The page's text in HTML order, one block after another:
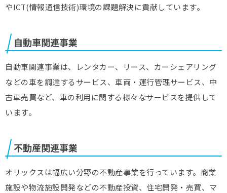
やICT(情報通信技術)環境の課題解決に貢献しています。
自動車関連事業
自動車関連事業は、レンタカー、リース、カーシェアリング
などの車を調達するサービス、車両・運行管理サービス、中
古車売買など、車の利用に関する様々なサービスを提供して
います。
不動産関連事業
オリックスは幅広い分野の不動産事業を行っています。商業
施設や物流施設開発などの不動産投資、住宅開発・売買、マ